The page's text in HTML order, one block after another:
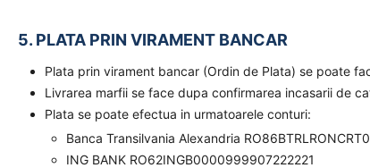
5. PLATA PRIN VIRAMENT BANCAR
Plata prin virament bancar (Ordin de Plata) se poate
Livrarea marfii se face dupa confirmarea incasarii de
Plata se poate efectua in urmatoarele conturi:
Banca Transilvania Alexandria
ING BANK RO62INGB0000999907222221